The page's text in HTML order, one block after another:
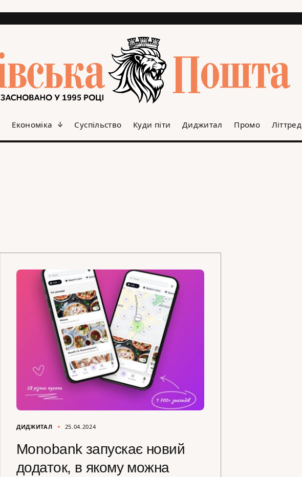
Економіка Суспільство Куди піти Диджитал Промо Літтред
ДИДЖИТАЛ 25.04.2024
Monobank запускає новий
додаток, в якому можна